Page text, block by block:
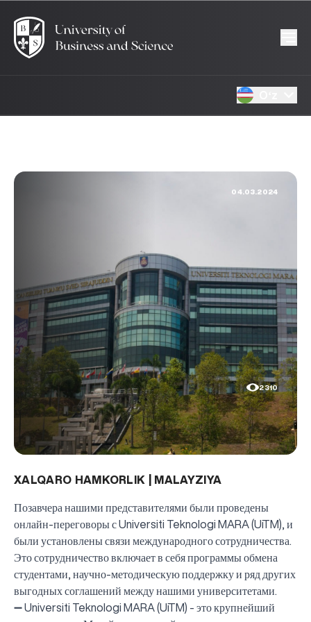
04.03.2024
2310
XALQARO HAMKORLIK | MALAYZIYA
Позавчера нашими представителями были проведены
онлайн-переговоры с Universiti Teknologi MARA (UiTM), и
были установлены связи международного сотрудничества.
Это сотрудничество включает в себя программы обмена
студентами, научно-методическую поддержку и ряд других
выгодных соглашений между нашими университетами.
➖ Universiti Teknologi MARA (UiTM) - это крупнейший